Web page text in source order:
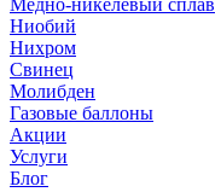
Медно-никелевый сплав
Ниобий
Нихром
Свинец
Молибден
Газовые баллоны
Акции
Услуги
Блог